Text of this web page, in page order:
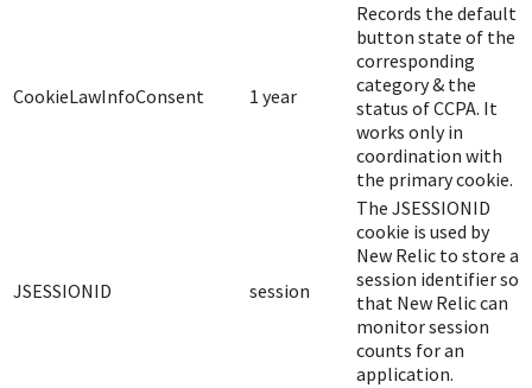
CookieLawInfoConsent 1 year
Records the default
button state of the
corresponding
category & the
status of CCPA. It
works only in
coordination with
the primary cookie.
JSESSIONID session
The JSESSIONID
cookie is used by
New Relic to store a
session identifier so
that New Relic can
monitor session
counts for an
application.